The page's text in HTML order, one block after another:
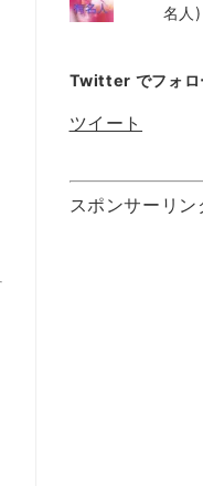
名人)
Twitter でフォロ
ツイート
スポンサーリン